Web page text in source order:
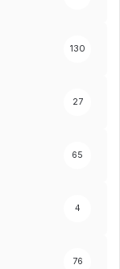
130
27
65
4
76